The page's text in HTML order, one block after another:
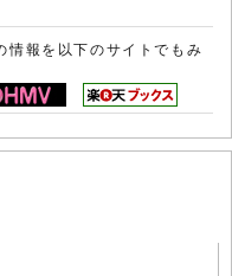
情報を以下のサイトでもみ